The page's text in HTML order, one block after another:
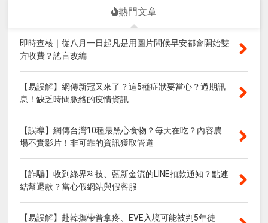
熱門文章
即時查核｜從八月一日起凡是用圖片問候早安都會開始雙
方收費？謠言改編
【易誤解】網傳新冠又來了？這5種症狀要當心？過期訊
息！缺乏時間脈絡的疫情資訊
【誤導】網傳台灣10種最黑心食物？每天在吃？內容農
場不實影片！非可靠的資訊獲取管道
【詐騙】收到綠界科技、藍新金流的LINE扣款通知？點連
結幫退款？當心假網站與假客服
【易誤解】赴韓攜帶普拿疼、EVE入境可能被判5年徒